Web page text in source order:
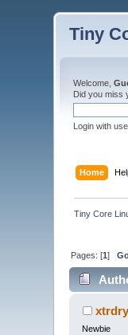
Tiny
Welcome,
Did you miss
Login with
Home
Tiny Core
Pages: [1]
xtrdry
Newbie